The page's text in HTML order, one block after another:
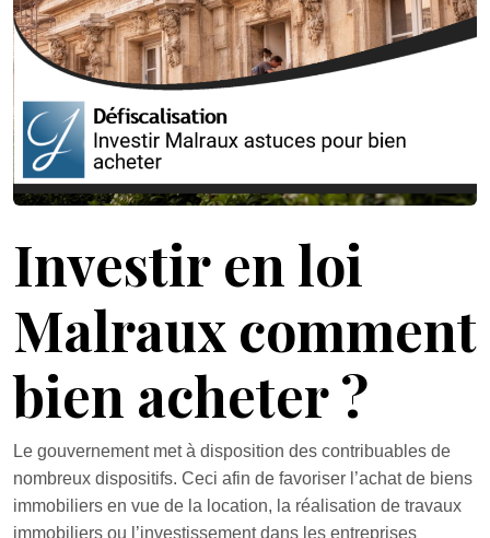
Investir en loi
Malraux comment
bien acheter ?
Le gouvernement met à disposition des contribuables de
nombreux dispositifs. Ceci afin de favoriser l’achat de biens
immobiliers en vue de la location, la réalisation de travaux
immobiliers ou l’investissement dans les entreprises